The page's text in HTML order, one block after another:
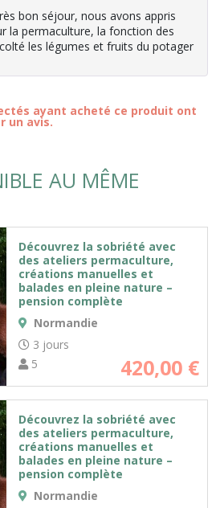
bon séjour, nous avons appris
la permaculture, la fonction des
les légumes et fruits du potager
ayant acheté ce produit ont
un avis.
AU MÊME
Découvrez la sobriété avec
des ateliers permaculture,
créations manuelles et
balades en pleine nature –
pension complète
Normandie
3 jours
5
420,00 €
Découvrez la sobriété avec
des ateliers permaculture,
créations manuelles et
balades en pleine nature –
pension complète
Normandie